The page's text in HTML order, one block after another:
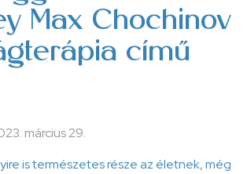
Max Chochinov
című
március 29.
is természetes része az életnek, még